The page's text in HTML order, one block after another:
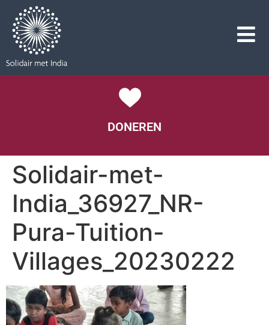
DONEREN
Solidair-met-
India_36927_NR-
Pura-Tuition-
Villages_20230222